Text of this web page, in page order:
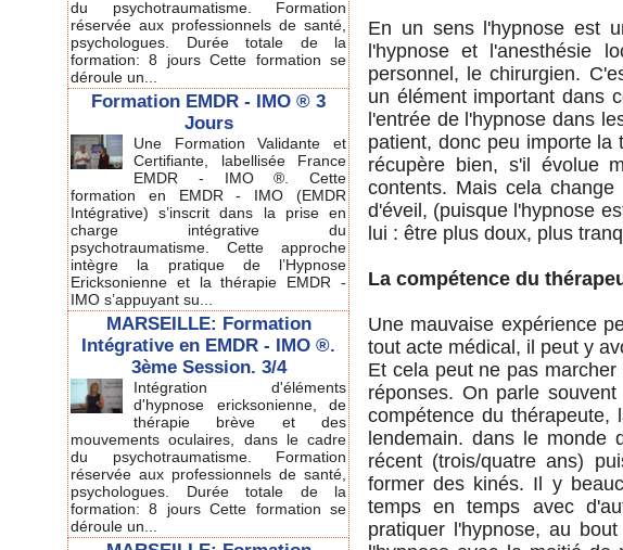
du psychotraumatisme. Formation
réservée aux professionnels de santé,
psychologues. Durée totale de la
formation: 8 jours Cette formation se
déroule un...
Formation EMDR - IMO ® 3
Jours
Une Formation Validante et
Certifiante, labellisée France
EMDR - IMO ®. Cette
formation en EMDR - IMO (EMDR
Intégrative) s’inscrit dans la prise en
charge intégrative du
psychotraumatisme. Cette approche
intègre la pratique de l’Hypnose
Ericksonienne et la thérapie EMDR -
IMO s’appuyant su...
MARSEILLE: Formation
Intégrative en EMDR - IMO ®.
3ème Session. 3/4
Intégration d'éléments
d'hypnose ericksonienne, de
thérapie brève et des
mouvements oculaires, dans le cadre
du psychotraumatisme. Formation
réservée aux professionnels de santé,
psychologues. Durée totale de la
formation: 8 jours Cette formation se
déroule un...
En un sens l'hypnose est
l'hypnose et l'anesthésie
personnel, le chirurgien.
un élément important dans
l'entrée de l'hypnose dans
patient, donc peu importe la
récupère bien, s'il évolue
contents. Mais cela
d'éveil, (puisque l'hypnose
lui : être plus doux, plus
La compétence du
Une mauvaise expérience
tout acte médical, il peut y
Et cela peut ne pas
réponses. On parle
compétence du thérapeute,
lendemain. dans le monde
récent (trois/quatre ans)
former des kinés. Il y
temps en temps avec
pratiquer l'hypnose, au